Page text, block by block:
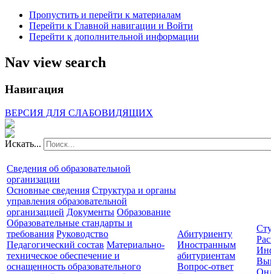
Пропустить и перейти к материалам
Перейти к Главной навигации и Войти
Перейти к дополнительной информации
Nav view search
Навигация
ВЕРСИЯ ДЛЯ СЛАБОВИДЯЩИХ
Искать...
Сведения об образовательной
организации
Основные сведения Структура и органы
управления образовательной
организацией Документы Образование
Образовательные стандарты и
требования Руководство
Педагогический состав Материально-
техническое обеспечение и
оснащенность образовательного
Абитуриенту
Иностранным
абитуриентам
Вопрос-ответ